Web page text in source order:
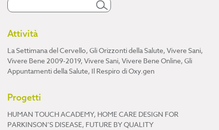
Attività
La Settimana del Cervello, Gli Orizzonti della Salute, Vivere Sani,
Vivere Bene 2009-2019, Vivere Sani, Vivere Bene Online, Gli
Appuntamenti della Salute, Il Respiro di Oxy.gen
Progetti
HUMAN TOUCH ACADEMY, HOME CARE DESIGN FOR
PARKINSON’S DISEASE, FUTURE BY QUALITY